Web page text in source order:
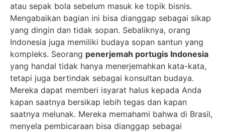
atau sepak bola sebelum masuk ke topik bisnis.
Mengabaikan bagian ini bisa dianggap sebagai sikap
yang dingin dan tidak sopan. Sebaliknya, orang
Indonesia juga memiliki budaya sopan santun yang
kompleks. Seorang penerjemah portugis Indonesia
yang handal tidak hanya menerjemahkan kata-kata,
tetapi juga bertindak sebagai konsultan budaya.
Mereka dapat memberi isyarat halus kepada Anda
kapan saatnya bersikap lebih tegas dan kapan
saatnya melunak. Mereka memahami bahwa di Brasil,
menyela pembicaraan bisa dianggap sebagai